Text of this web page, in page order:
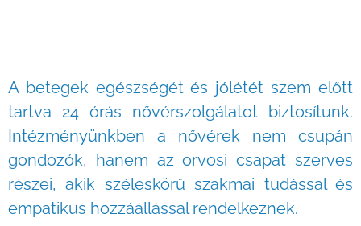
A betegek egészségét és jólétét szem előtt
tartva 24 órás nővérszolgálatot biztosítunk.
Intézményünkben a nővérek nem csupán
gondozók, hanem az orvosi csapat szerves
részei, akik széleskörű szakmai tudással és
empatikus hozzáállással rendelkeznek.